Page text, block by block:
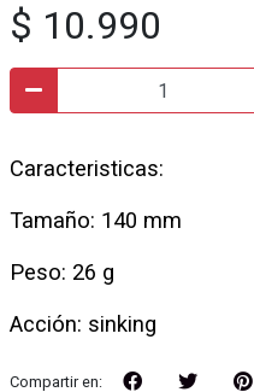
$ 10.990
Caracteristicas:
Tamaño: 140 mm
Peso: 26 g
Acción: sinking
Compartir en: